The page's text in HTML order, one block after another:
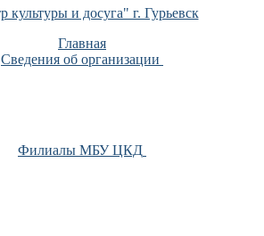
и досуга" г. Гурьевск
Главная
Сведения об организации
Филиалы МБУ ЦКД